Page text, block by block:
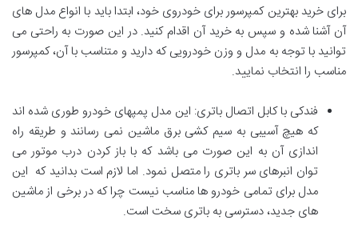
برای خرید بهترین کمپرسور برای خودروی خود، ابتدا باید با انواع مدل های
آن آشنا شده و سپس به خرید آن اقدام کنید. در این صورت به راحتی می
توانید با توجه به مدل و وزن خودرویی که دارید و متناسب با آن، کمپرسور
مناسب را انتخاب نمایید.
فندکی با کابل اتصال باتری: این مدل پمپهای خودرو طوری شده اند
که هیچ آسیبی به سیم کشی برق ماشین نمی رسانند و طریقه راه
اندازی آن به این صورت می باشد که با باز کردن درب موتور می
توان انبرهای سر باتری را متصل نمود. اما لازم است بدانید که این
مدل برای تمامی خودرو ها مناسب نیست چرا که در برخی از ماشین
های جدید، دسترسی به باتری سخت است.